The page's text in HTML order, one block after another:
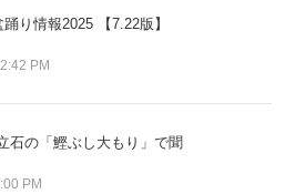
り情報2025 【7.22版】
PM
石の「鰹ぶし大もり」で聞
PM